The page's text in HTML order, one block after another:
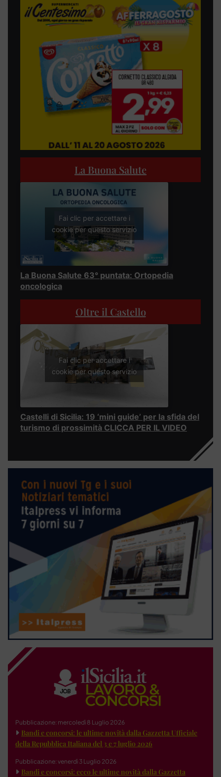
La Buona Salute
Fai clic per accettare i
cookie per questo servizio
La Buona Salute 63° puntata: Ortopedia
oncologica
Oltre il Castello
Fai clic per accettare i
cookie per questo servizio
Castelli di Sicilia: 19 ‘mini guide’ per la sfida del
turismo di prossimità CLICCA PER IL VIDEO
Pubblicazione: mercoledì 8 Luglio 2026
Bandi e concorsi: le ultime novità dalla Gazzetta Ufficiale
della Repubblica Italiana del 3 e 7 luglio 2026
Pubblicazione: venerdì 3 Luglio 2026
Bandi e concorsi: ecco le ultime novità dalla Gazzetta